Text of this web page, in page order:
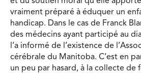
vraiment préparé à éduquer un
handicap. Dans le cas de Franck
des médecins ayant participé au
l’a informé de l’existence de
cérébrale du Manitoba. C’est en
un peu par hasard, à la collecte de